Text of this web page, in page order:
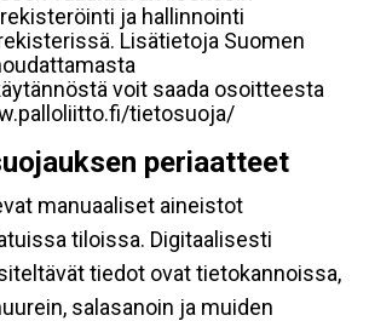
ja hallinnointi
Lisätietoja Suomen
voit saada osoitteesta
tietosuoja/
periaatteet
manuaaliset aineistot
tiloissa. Digitaalisesti
tiedot ovat tietokannoissa,
salasanoin ja muiden